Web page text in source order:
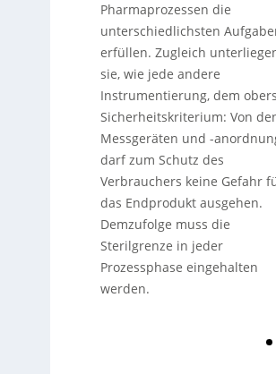
Pharmaprozessen die
unterschiedlichsten
erfüllen. Zugleich
sie, wie jede andere
Instrumentierung, dem
Sicherheitskriterium: Von
Messgeräten und -
darf zum Schutz des
Verbrauchers keine Gefahr
das Endprodukt ausgehen.
Demzufolge muss die
Sterilgrenze in jeder
Prozessphase eingehalten
werden.